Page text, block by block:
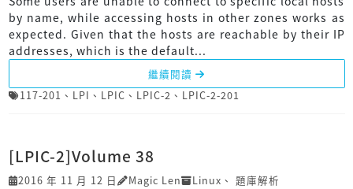
by name, while accessing hosts in other zones works as
expected. Given that the hosts are reachable by their IP
addresses, which is the default...
繼續閱讀
117-201 、 LPI 、 LPIC 、 LPIC-2 、 LPIC-2-201
[LPIC-2]Volume 38
2016 年 11 月 12 日 Magic Len Linux 、 題庫解析